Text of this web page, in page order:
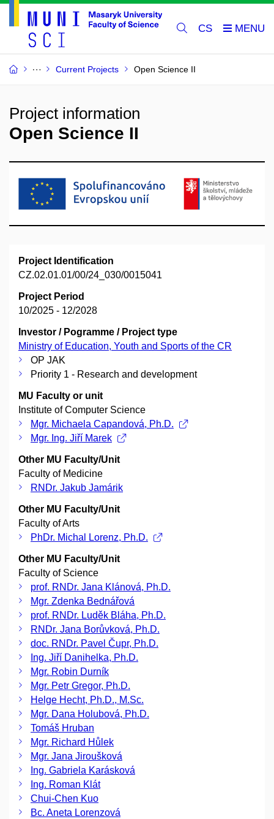
CS
Current Projects Open Science II
Project information
Open Science II
Project Identification
CZ.02.01.01/00/24_030/0015041
Project Period
10/2025 - 12/2028
Investor / Pogramme / Project type
Ministry of Education, Youth and Sports of the CR
OP JAK
Priority 1 - Research and development
MU Faculty or unit
Institute of Computer Science
Mgr. Michaela Capandová, Ph.D.
Mgr. Ing. Jiří Marek
Other MU Faculty/Unit
Faculty of Medicine
RNDr. Jakub Jamárik
Other MU Faculty/Unit
Faculty of Arts
PhDr. Michal Lorenz, Ph.D.
Other MU Faculty/Unit
Faculty of Science
prof. RNDr. Jana Klánová, Ph.D.
Mgr. Zdenka Bednářová
prof. RNDr. Luděk Bláha, Ph.D.
RNDr. Jana Borůvková, Ph.D.
doc. RNDr. Pavel Čupr, Ph.D.
Ing. Jiří Danihelka, Ph.D.
Mgr. Robin Durník
Mgr. Petr Gregor, Ph.D.
Helge Hecht, Ph.D., M.Sc.
Mgr. Dana Holubová, Ph.D.
Tomáš Hruban
Mgr. Richard Hůlek
Mgr. Jana Jiroušková
Ing. Gabriela Karásková
Ing. Roman Klát
Chui-Chen Kuo
Bc. Aneta Lorenzová